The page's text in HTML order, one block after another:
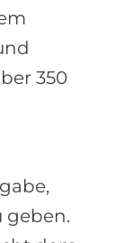
350
geben.